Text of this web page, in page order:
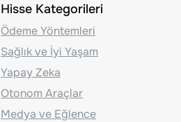
Hisse Kategorileri
Ödeme Yöntemleri
Sağlık ve İyi Yaşam
Yapay Zeka
Otonom Araçlar
Medya ve Eğlence